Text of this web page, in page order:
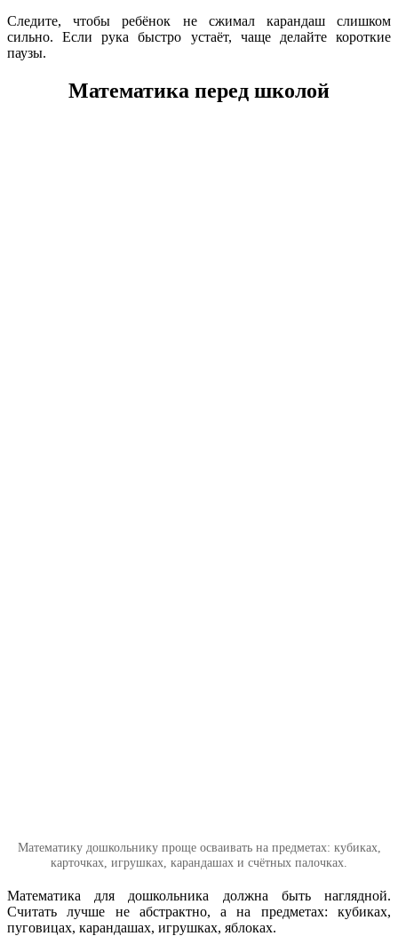
Следите, чтобы ребёнок не сжимал карандаш слишком
сильно. Если рука быстро устаёт, чаще делайте короткие
паузы.
Математика перед школой
Математику дошкольнику проще осваивать на предметах: кубиках,
карточках, игрушках, карандашах и счётных палочках.
Математика для дошкольника должна быть наглядной.
Считать лучше не абстрактно, а на предметах: кубиках,
пуговицах, карандашах, игрушках, яблоках.